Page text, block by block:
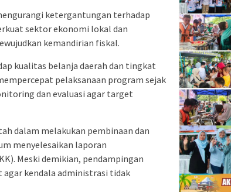
ketergantungan terhadap
sektor ekonomi lokal dan
kemandirian fiskal.
kualitas belanja daerah dan tingkat
pelaksanaan program sejak
dan evaluasi agar target
dalam melakukan pembinaan dan
menyelesaikan laporan
Meski demikian, pendampingan
agar kendala administrasi tidak